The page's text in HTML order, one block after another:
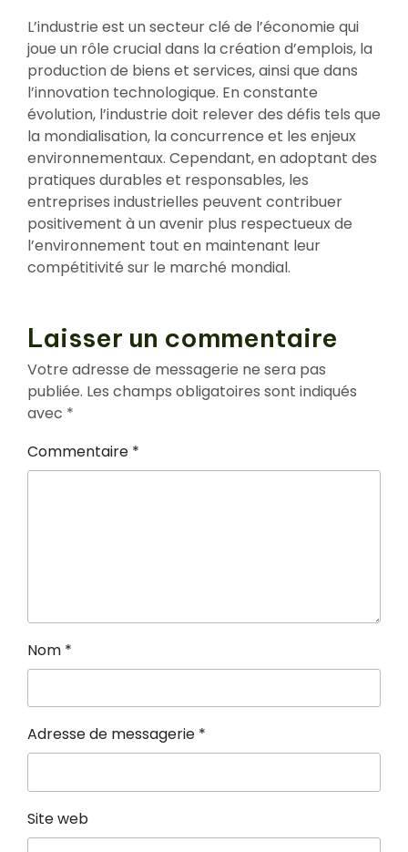
L’industrie est un secteur clé de l’économie qui
joue un rôle crucial dans la création d’emplois, la
production de biens et services, ainsi que dans
l’innovation technologique. En constante
évolution, l’industrie doit relever des défis tels que
la mondialisation, la concurrence et les enjeux
environnementaux. Cependant, en adoptant des
pratiques durables et responsables, les
entreprises industrielles peuvent contribuer
positivement à un avenir plus respectueux de
l’environnement tout en maintenant leur
compétitivité sur le marché mondial.
Laisser un commentaire
Votre adresse de messagerie ne sera pas
publiée. Les champs obligatoires sont indiqués
avec *
Commentaire *
Nom *
Adresse de messagerie *
Site web